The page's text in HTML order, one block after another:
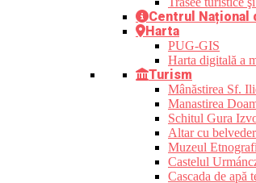
Centrul Național
Harta
PUG-GIS
Harta digitală a
Turism
Mânăstirea Sf.
Manastirea
Schitul Gura
Altar cu
Muzeul
Castelul
Cascada de apă